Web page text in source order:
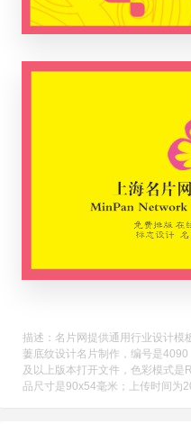
描述：名片网提供通用行业设计模
萋底纹设计名片制作，编号是
及以上版本打开文件，色彩模式
品尺寸是90x54毫米；上传时间为